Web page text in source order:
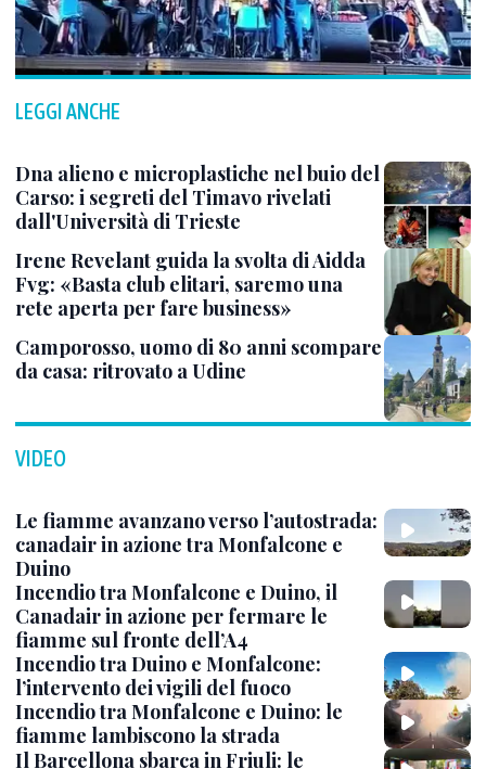
LEGGI ANCHE
Dna alieno e microplastiche nel buio del
Carso: i segreti del Timavo rivelati
dall'Università di Trieste
Irene Revelant guida la svolta di Aidda
Fvg: «Basta club elitari, saremo una
rete aperta per fare business»
Camporosso, uomo di 80 anni scompare
da casa: ritrovato a Udine
VIDEO
Le fiamme avanzano verso l’autostrada:
canadair in azione tra Monfalcone e
Duino
Incendio tra Monfalcone e Duino, il
Canadair in azione per fermare le
fiamme sul fronte dell’A4
Incendio tra Duino e Monfalcone:
l’intervento dei vigili del fuoco
Incendio tra Monfalcone e Duino: le
fiamme lambiscono la strada
Il Barcellona sbarca in Friuli: le